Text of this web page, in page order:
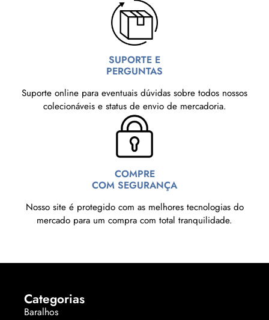
SUPORTE E
PERGUNTAS
Suporte online para eventuais dúvidas sobre todos nossos
colecionáveis e status de envio de mercadoria.
COMPRE
COM SEGURANÇA
Nosso site é protegido com as melhores tecnologias do
mercado para um compra com total tranquilidade.
Categorias
Baralhos